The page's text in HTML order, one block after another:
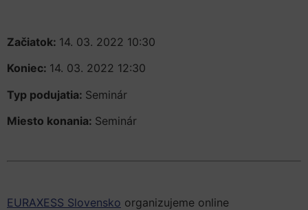
Začiatok: 14. 03. 2022 10:30
Koniec: 14. 03. 2022 12:30
Typ podujatia: Seminár
Miesto konania: Seminár
EURAXESS Slovensko organizujeme online